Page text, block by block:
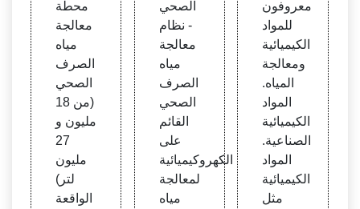
صرف
الصح
ي
محطة
معالجة
مياه
الصرف
الصحي
(من 18
مليون و
27
مليون
لتر)
الواقعة
رف ال
صحي
التحل
يلية ال
نقية
RT
الصحي
- نظام
معالجة
مياه
الصرف
الصحي
القائم
على
الكهروكيميائية
لمعالجة
مياه
ائية ال
صناعي
ة
معروفون
للمواد
الكيميائية
ومعالجة
المياه.
المواد
الكيميائية
الصناعية.
المواد
الكيميائية
مثل